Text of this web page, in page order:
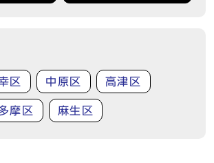
区 中原区 高津区
摩区 麻生区